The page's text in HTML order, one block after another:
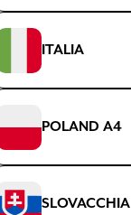
ITALIA
POLAND A4
SLOVACCHIA